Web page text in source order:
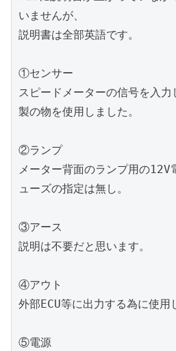
いませんが、
説明書は全部英語です。
①センサー
スピードメーターの信号を入
製の物を使用しました。
②ランプ
メーター背面のランプ用の12V
ューズの指定は無し。
③アース
説明は不要だと思います。
④アウト
外部ECU等に出力する為に使用
⑤電源